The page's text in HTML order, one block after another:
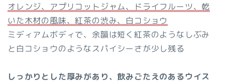
オレンジ、アプリコットジャム、ドライフルーツ、乾
いた木材の風味、紅茶の渋み、白コショウ
ミディアムボディで、余韻は短く紅茶のようなしぶみ
と白コショウのようなスパイシーさが少し残る
しっかりとした厚みがあり、飲みごたえのあるウイス